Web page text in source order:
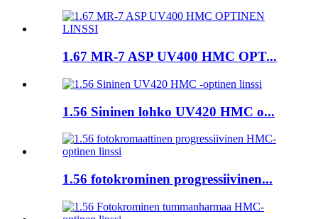
1.67 MR-7 ASP UV400 HMC OPT...
1.56 Sininen lohko UV420 HMC o...
1.56 fotokrominen progressiivinen...